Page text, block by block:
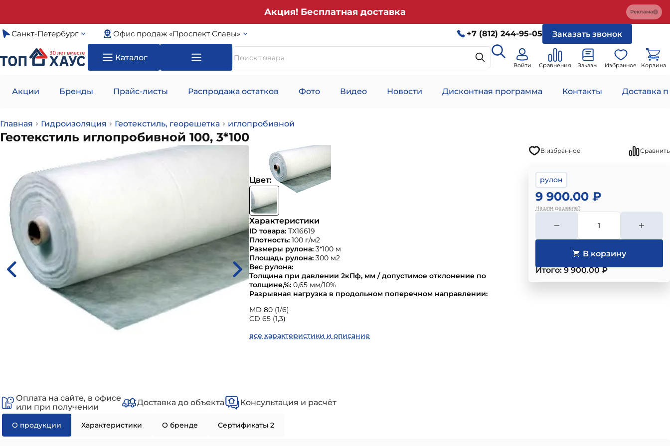
Акция! Бесплатная доставка Реклама
Санкт-Петербург Офис продаж «Проспект Славы» +7 (812) 244-95-05 Заказать звонок
Каталог
Войти Сравнения Заказы Избранное Корзина
Акции Бренды Прайс-листы Распродажа остатков Фото Видео Новости Дисконтная программа Контакты Доставка
Главная Гидроизоляция Геотекстиль, георешетка иглопробивной
Геотекстиль иглопробивной 100, 3*100
В избранное Сравнить
Цвет:
Характеристики
ID товара: ТХ16619
Плотность: 100 г/м2
Размеры рулона: 3*100 м
Площадь рулона: 300 м2
Вес рулона:
Толщина при давлении 2кПф, мм / допустимое отклонение по
толщине,%: 0,65 мм/10%
Разрывная нагрузка в продольном поперечном направлении:
MD 80 (1/6)
CD 65 (1,3)
все характеристики и описание
рулон
9 900.00 ₽
Нашли дешевле?
Итого: 9 900.00 ₽
Оплата на сайте, в офисе
или при получении
Доставка до объекта Консультация и расчёт
О продукции Характеристики О бренде Сертификаты 2